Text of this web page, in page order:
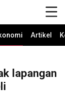
Artikel
lapangan